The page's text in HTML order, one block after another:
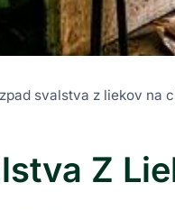
svalstva z liekov na
Z